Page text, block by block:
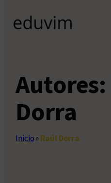
Autores:
Dorra
Inicio»Raúl Dorra